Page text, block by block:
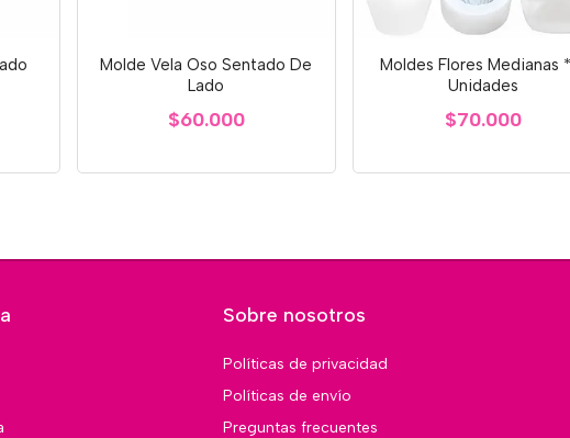
Molde Vela Oso Sentado De
Lado
$60.000
Moldes Flores Medianas
Unidades
$70.000
Sobre nosotros
Políticas de privacidad
Políticas de envío
Preguntas frecuentes